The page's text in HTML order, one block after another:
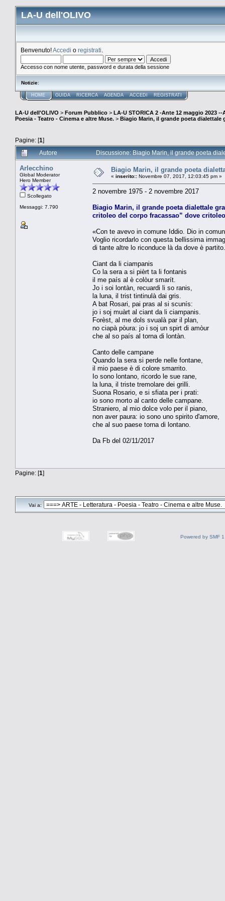
LA-U dell'OLIVO
Benvenuto!Accedi o registrati
Accesso con nome utente, password e durata della sessione
Notizie:
HOME GUIDA RICERCA AGENDA ACCEDI REGISTRATI
LA-U dell'OLIVO > Forum Pubblico > LA-U STORICA 2 -Ante 12 maggio 2023 --
Poesia - Teatro - Cinema e altre Muse. > Biagio Marin, il grande poeta dialettale
Pagine: [1]
Autore
Discussione: Biagio Marin, il grande poeta
Arlecchino
Global Moderator
Hero Member
Scollegato
Messaggi: 7.790
Biagio Marin, il grande poeta
« inserito:: Novembre 07, 2017, 12:03:45 pm »
2 novembre 1975 - 2 novembre 2017
Biagio Marin, il grande poeta dialettale
critoleo del corpo fracassao” dove
«Con te avevo in comune Iddio. Dio in
Voglio ricordarlo con questa bellissima
di tante altre lo riconduce là da dove è partito.
Ciant da li ciampanis
Co la sera a si pièrt ta li fontanis
il me país al è colòur smarít.
Jo i soi lontàn, recuardi li so ranis,
la luna, il trist tintinulà dai gris.
A bat Rosari, pai pras al si scunís:
jo i soj muàrt al ciant da li ciampanis.
Forèst, al me dols svualà par il plan,
no ciapà pòura: jo i soj un spirt di amòur
che al so país al torna di lontàn.
Canto delle campane
Quando la sera si perde nelle fontane,
il mio paese è di colore smarrito.
Io sono lontano, ricordo le sue rane,
la luna, il triste tremolare dei grilli.
Suona Rosario, e si sfiata per i prati:
io sono morto al canto delle campane.
Straniero, al mio dolce volo per il piano,
non aver paura: io sono uno spirito d'amore,
che al suo paese torna di lontano.
Da Fb del 02/11/2017
Pagine: [1]
Vai a:
Powered by SMF